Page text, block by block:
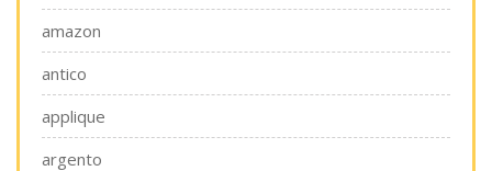
amazon
antico
applique
argento